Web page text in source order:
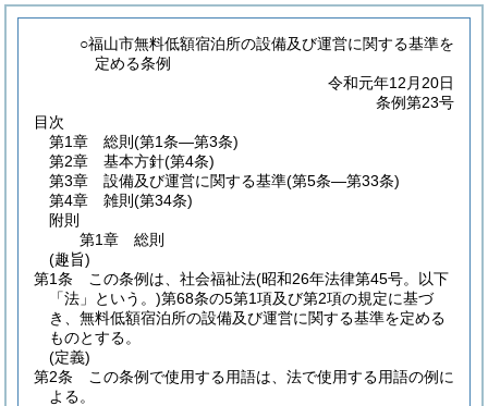
○福山市無料低額宿泊所の設備及び運営に関する基準を
定める条例
令和元年12月20日
条例第23号
目次
第1章
総則 (第1条―第3条)
第2章
基本方針(第4条)
第3章
設備及び運営に関する基準(第5条―第33条)
第4章
雑則 (第34条)
附則
第1章
総則
(趣旨)
第1条
この条例は、社会福祉法(昭和26年法律第45号。以下
「法」という。)第68条の5第1項及び第2項の規定に基づ
き、無料低額宿泊所の設備及び運営に関する基準を定める
ものとする。
(定義)
第2条
この条例で使用する用語は、法で使用する用語の例に
よる。